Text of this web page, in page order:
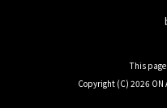
This
Copyright (C) 2026 ON